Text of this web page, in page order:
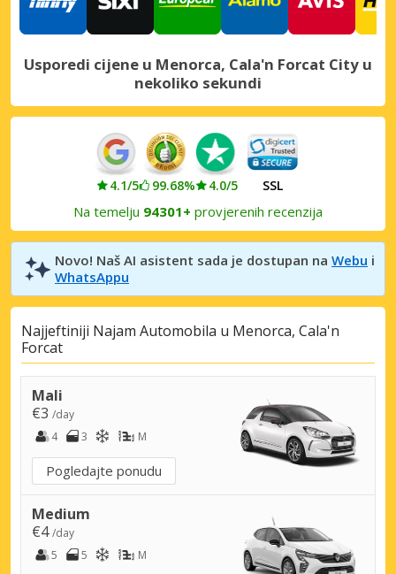
Usporedi cijene u Menorca, Cala'n Forcat City u
nekoliko sekundi
4.1/5 99.68% 4.0/5 SSL
Na temelju 94301+ provjerenih recenzija
Novo! Naš AI asistent sada je dostupan na Webu i
WhatsAppu
Najjeftiniji Najam Automobila u Menorca, Cala'n
Forcat
Mali
€3 /day
4
3 M
Pogledajte ponudu
Medium
€4/day
5
5 M